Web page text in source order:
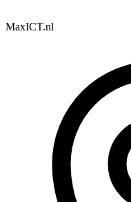
MaxICT.nl